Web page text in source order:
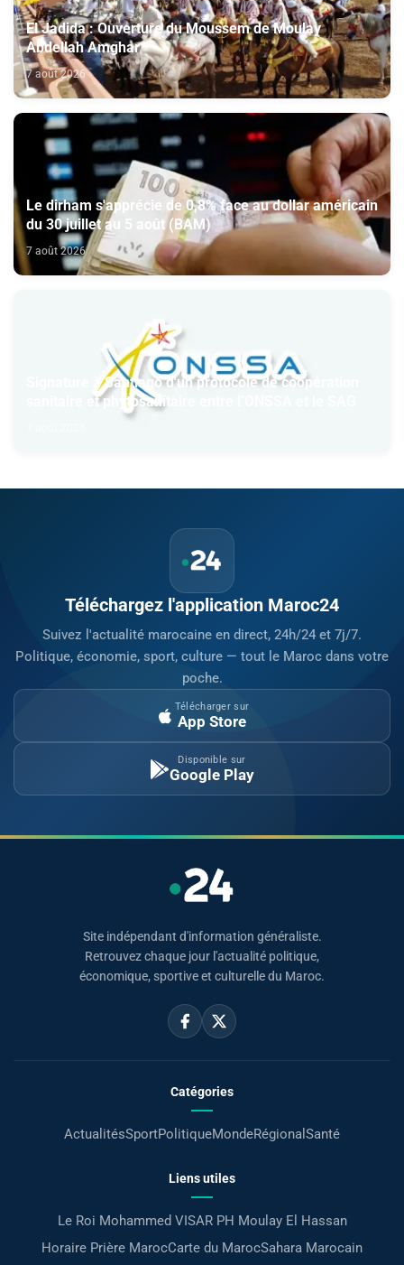
El Jadida : Ouverture du Moussem de Moulay
Abdellah Amghar
7 août 2026
Le dirham s'apprécie de 0,8% face au dollar américain
du 30 juillet au 5 août (BAM)
7 août 2026
Signature à Santiago d'un protocole de coopération
sanitaire et phytosanitaire entre l’ONSSA et le SAG
Téléchargez l'application Maroc24
Suivez l'actualité marocaine en direct, 24h/24 et 7j/7.
Politique, économie, sport, culture — tout le Maroc dans votre
poche.
Télécharger sur
App Store
Disponible sur
Google Play
Site indépendant d'information généraliste.
Retrouvez chaque jour l'actualité politique,
économique, sportive et culturelle du Maroc.
Catégories
ActualitésSportPolitiqueMondeRégional Santé
Liens utiles
Le Roi Mohammed VISAR PH Moulay El Hassan
Horaire Prière MarocCarte du MarocSahara Marocain